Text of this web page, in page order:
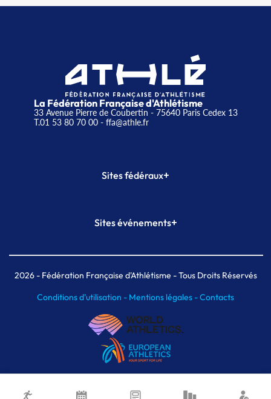
La Fédération Française d'Athlétisme
33 Avenue Pierre de Coubertin - 75640 Paris Cedex 13
T.01 53 80 70 00- ffa@athle.fr
Sites fédéraux+
Plateforme Formation
Sites événements+
Meeting de Paris indoor
MAIF Ekiden de Paris
2026- Fédération Française d'Athlétisme - Tous Droits Réservés
Conditions d'utilisation - Mentions légales -Contacts